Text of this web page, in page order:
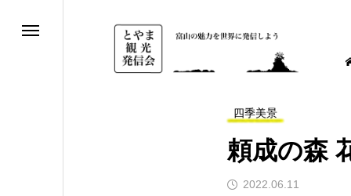
四季美景
頼成の森
2022.06.11